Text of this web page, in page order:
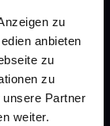
zu
anbieten
zu
zu
unsere Partner
weiter.